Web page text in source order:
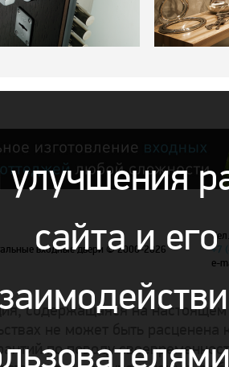
входные двери © 2000-2026
+7
e-
содержащаяся на
по поводу
сайта и его